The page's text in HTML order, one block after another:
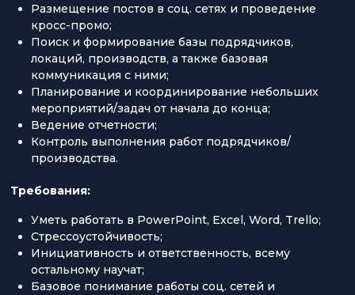
Размещение постов в соц. сетях и проведение
кросс-промо;
Поиск и формирование базы подрядчиков,
локаций, производств, а также базовая
коммуникация с ними;
Планирование и координирование небольших
мероприятий/задач от начала до конца;
Ведение отчетности;
Контроль выполнения работ подрядчиков/
производства.
Требования:
Уметь работать в PowerPoint, Excel, Word, Trello;
Стрессоустойчивость;
Инициативность и ответственность, всему
остальному научат;
Базовое понимание работы соц. сетей и